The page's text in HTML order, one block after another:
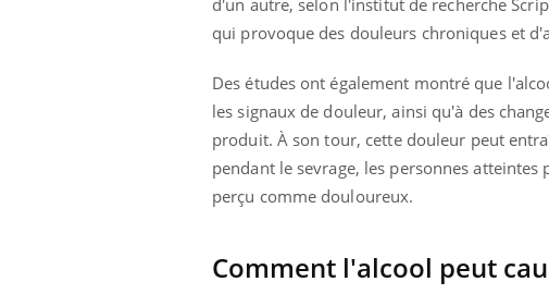
qui provoque des douleurs chroniques et
Des études ont également montré que
les signaux de douleur, ainsi qu'à des
produit. À son tour, cette douleur peut
pendant le sevrage, les personnes
perçu comme douloureux.
Comment l'alcool peut
expliquer ma maladieYoutube prévenir